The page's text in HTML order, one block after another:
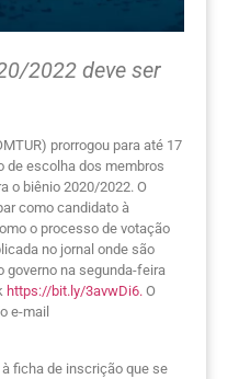
2022 deve ser
prorrogou para até 17
de escolha dos membros
o biênio 2020/2022. O
como candidato à
o processo de votação
no jornal onde são
na segunda-feira
https://bit.ly/3avwDi6. O
e-mail
ficha de inscrição que se